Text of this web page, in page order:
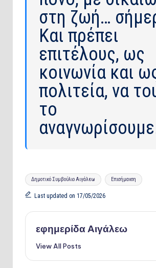
στη ζωή…
Και πρέπει
επιτέλους, ως
κοινωνία και
πολιτεία, να
το
Tags:
Δημοτικό Συμβούλιο Αιγάλεω Επισήμανση
Last updated on 17/05/2026
εφημερίδα Αιγάλεω
View All Posts